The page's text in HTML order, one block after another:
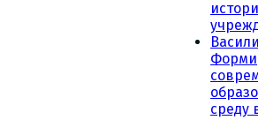
среду